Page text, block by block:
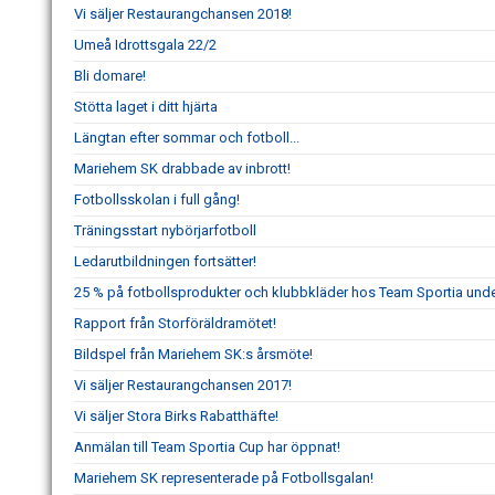
Vi säljer Restaurangchansen 2018!
Umeå Idrottsgala 22/2
Bli domare!
Stötta laget i ditt hjärta
Längtan efter sommar och fotboll...
Mariehem SK drabbade av inbrott!
Fotbollsskolan i full gång!
Träningsstart nybörjarfotboll
Ledarutbildningen fortsätter!
25 % på fotbollsprodukter och klubbkläder hos Team Sportia
Rapport från Storföräldramötet!
Bildspel från Mariehem SK:s årsmöte!
Vi säljer Restaurangchansen 2017!
Vi säljer Stora Birks Rabatthäfte!
Anmälan till Team Sportia Cup har öppnat!
Mariehem SK representerade på Fotbollsgalan!